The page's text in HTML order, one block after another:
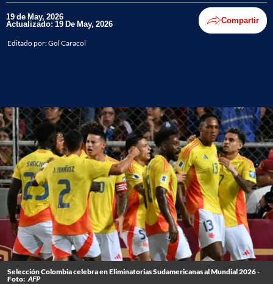
19 de May, 2026
Actualizado: 19 De May, 2026 Compartir
Editado por:Gol Caracol
Selección Colombia celebra en Eliminatorias Sudamericanas al Mundial 2026 -
Foto: AFP